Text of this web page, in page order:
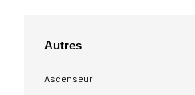
Autres
Ascenseur